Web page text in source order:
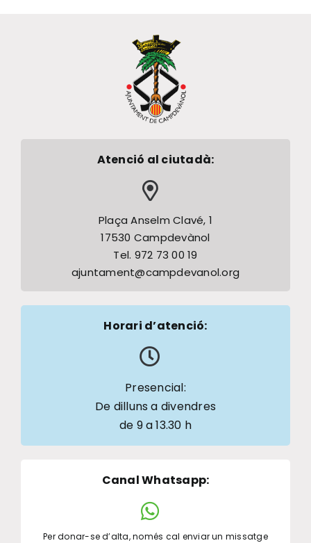
Atenció al ciutadà:
Plaça Anselm Clavé, 1
17530 Campdevànol
Tel. 972 73 00 19
ajuntament@campdevanol.org
Horari d’atenció:
Presencial:
De dilluns a divendres
de 9 a 13.30 h
Canal Whatsapp:
Per donar-se d’alta, només cal enviar un missatge